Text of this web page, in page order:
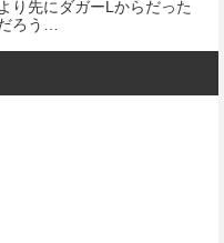
り先にダガーLからだった
ろう…